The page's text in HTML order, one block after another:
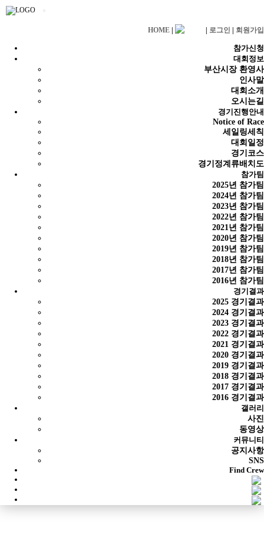
HOME 로그인 회원가입
참가신청
대회정보
부산시장 환영사
인사말
대회소개
오시는길
경기진행안내
Notice of Race
세일링세칙
대회일정
경기코스
경기정계류배치도
참가팀
2025년 참가팀
2024년 참가팀
2023년 참가팀
2022년 참가팀
2021년 참가팀
2020년 참가팀
2019년 참가팀
2018년 참가팀
2017년 참가팀
2016년 참가팀
경기결과
2025 경기결과
2024 경기결과
2023 경기결과
2022 경기결과
2021 경기결과
2020 경기결과
2019 경기결과
2018 경기결과
2017 경기결과
2016 경기결과
갤러리
사진
동영상
커뮤니티
공지사항
SNS
Find Crew